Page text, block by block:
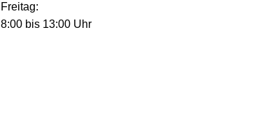
Freitag:
8:00 bis 13:00 Uhr